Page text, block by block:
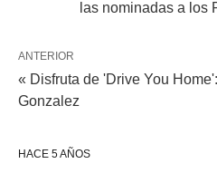
las nominadas a los
ANTERIOR
« Disfruta de 'Drive You
Gonzalez
HACE 5 AÑOS